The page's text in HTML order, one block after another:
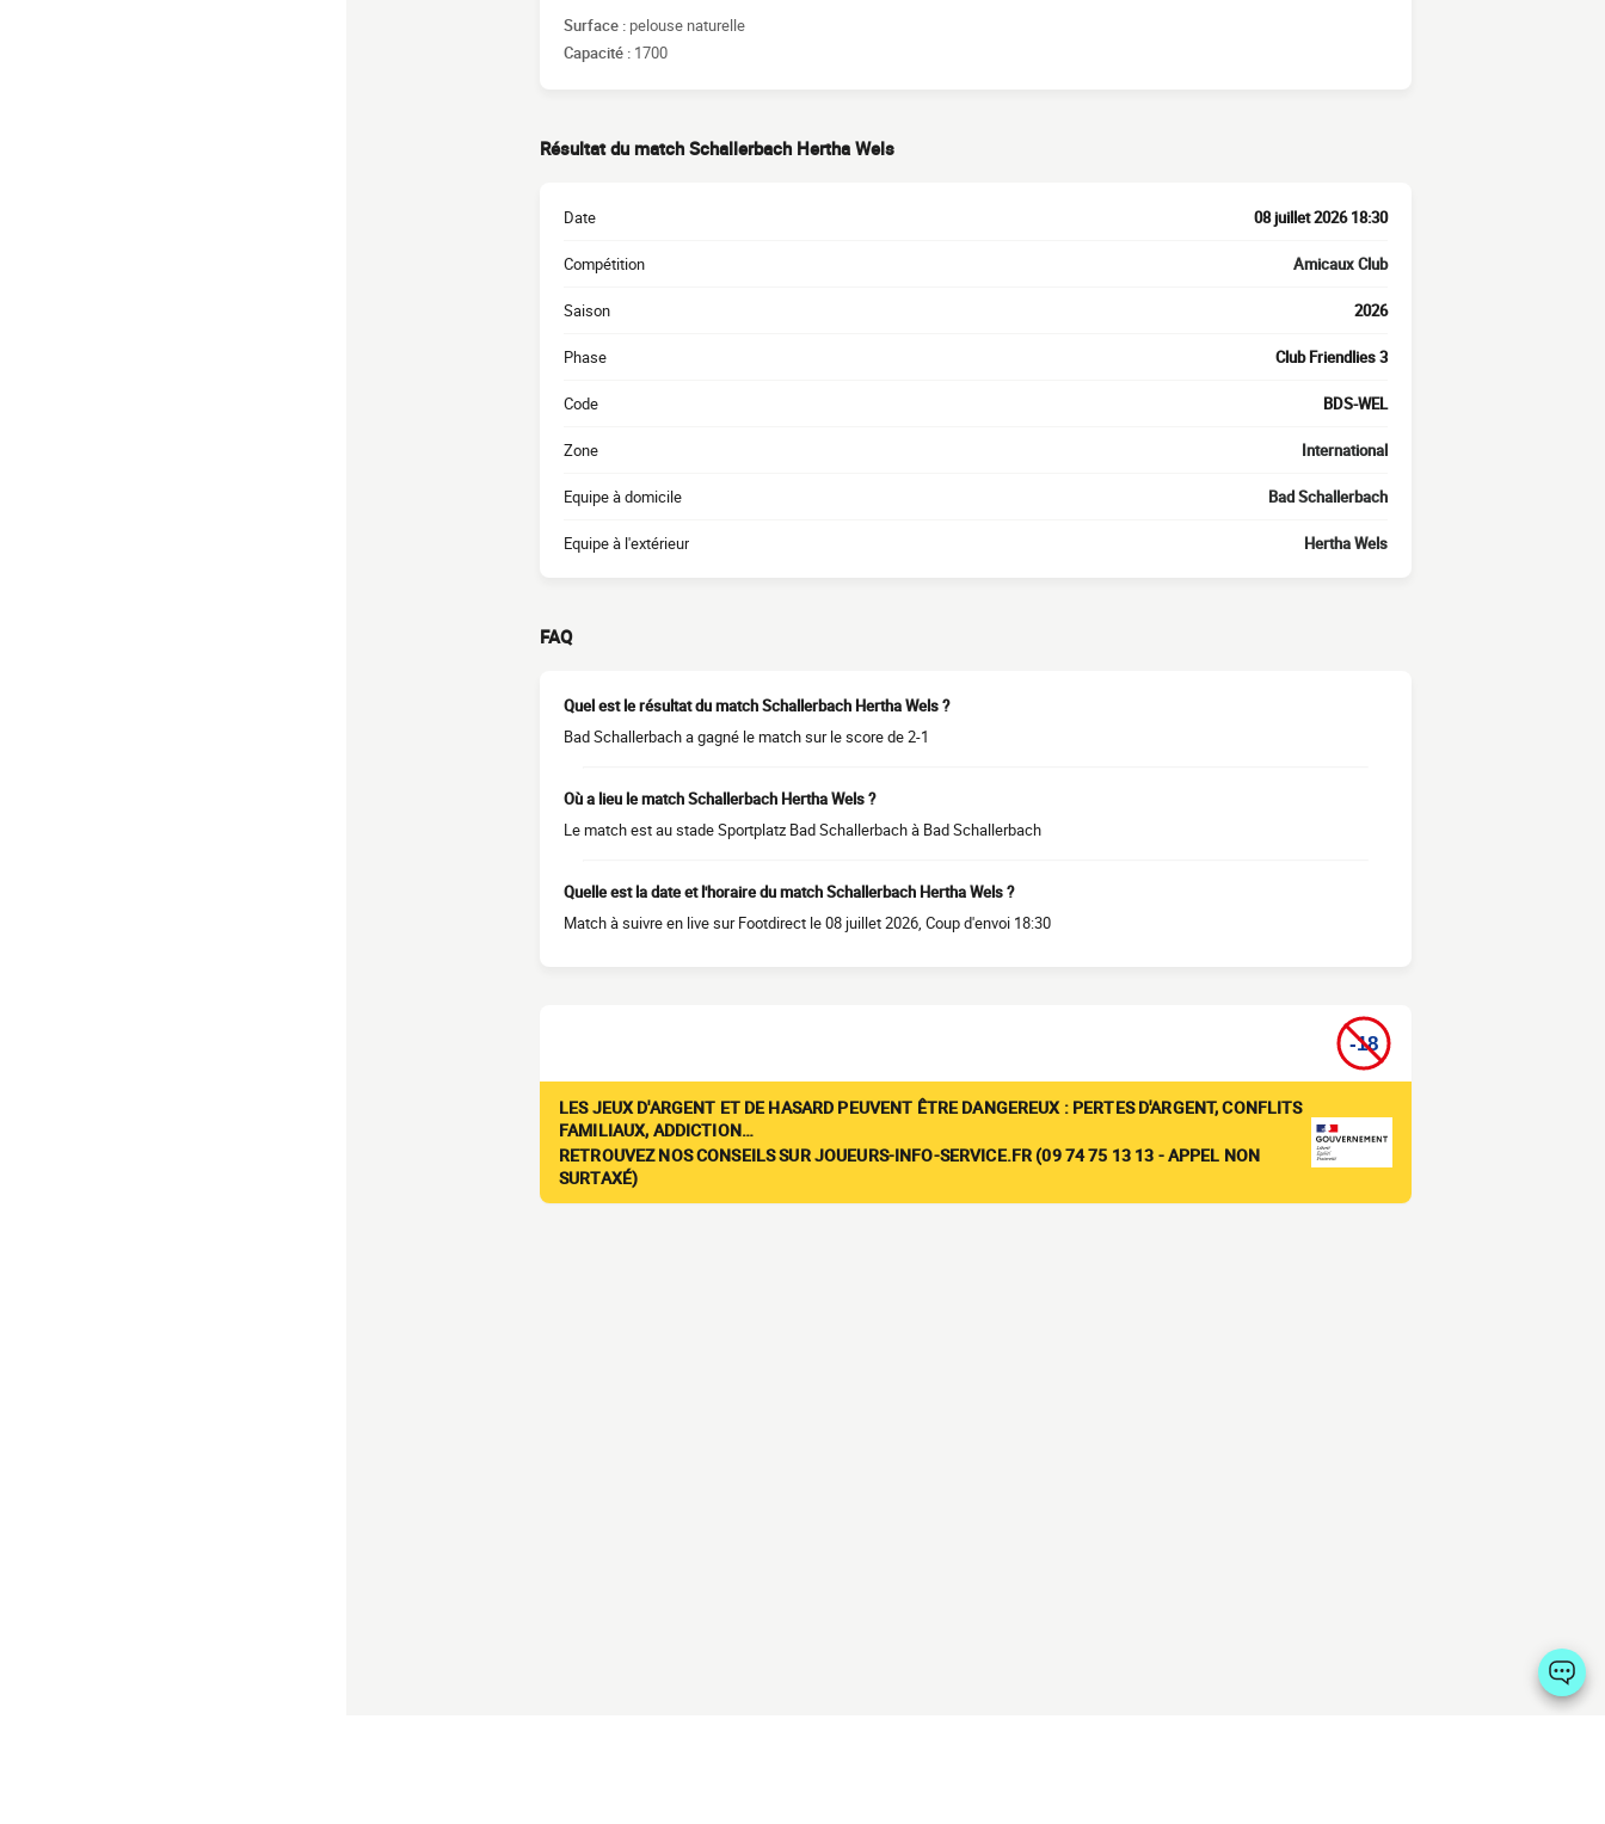
Surface : pelouse naturelle
Capacité : 1700
Résultat du match Schallerbach Hertha Wels
Date 08 juillet 2026 18:30
Compétition Amicaux Club
Saison 2026
Phase Club Friendlies 3
Code BDS-WEL
Zone International
Equipe à domicile Bad Schallerbach
Equipe à l'extérieur Hertha Wels
FAQ
Quel est le résultat du match Schallerbach Hertha Wels ?
Bad Schallerbach a gagné le match sur le score de 2-1
Où a lieu le match Schallerbach Hertha Wels ?
Le match est au stade Sportplatz Bad Schallerbach à Bad Schallerbach
Quelle est la date et l'horaire du match Schallerbach Hertha Wels ?
Match à suivre en live sur Footdirect le 08 juillet 2026, Coup d'envoi 18:30
LES JEUX D'ARGENT ET DE HASARD PEUVENT ÊTRE DANGEREUX : PERTES D'ARGENT, CONFLITS
FAMILIAUX, ADDICTION…
RETROUVEZ NOS CONSEILS SUR JOUEURS-INFO-SERVICE.FR (09 74 75 13 13 - APPEL NON
SURTAXÉ)